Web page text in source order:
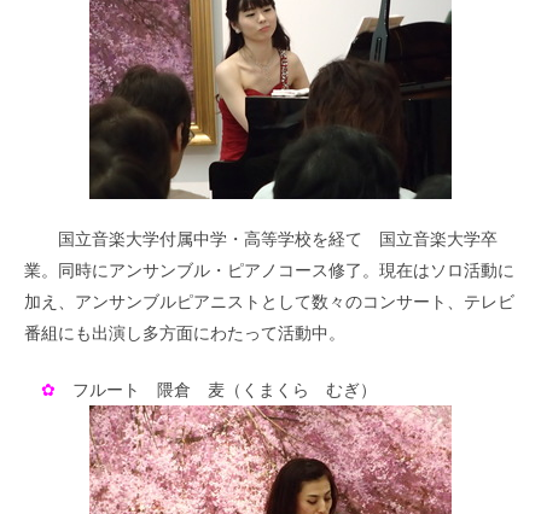
国立音楽大学付属中学・高等学校を経て 国立音楽大学卒
業。同時にアンサンブル・ピアノコース修了。現在はソロ活動に
加え、アンサンブルピアニストとして数々のコンサート、テレビ
番組にも出演し多方面にわたって活動中。
✿ フルート 隈倉 麦（くまくら むぎ）